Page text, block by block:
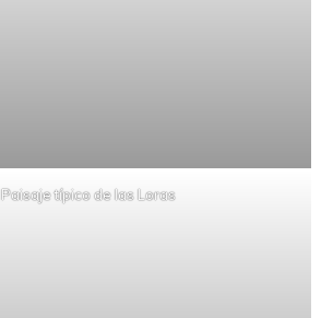
Paisaje típico de las Loras